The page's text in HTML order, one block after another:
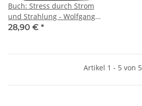
Buch: Stress durch Strom
und Strahlung - Wolfgang
Maes (1100 S.)
28,90 € *
Artikel 1 - 5 von 5